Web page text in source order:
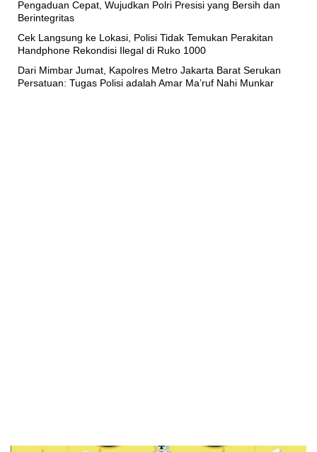
Pengaduan Cepat, Wujudkan Polri Presisi yang Bersih dan
Berintegritas
Cek Langsung ke Lokasi, Polisi Tidak Temukan Perakitan
Handphone Rekondisi Ilegal di Ruko 1000
Dari Mimbar Jumat, Kapolres Metro Jakarta Barat Serukan
Persatuan: Tugas Polisi adalah Amar Ma’ruf Nahi Munkar